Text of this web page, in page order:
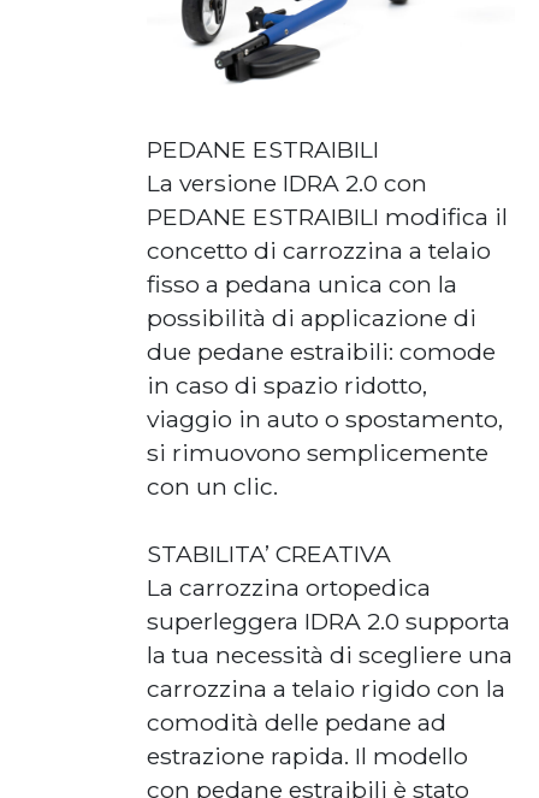
PEDANE ESTRAIBILI
La versione IDRA 2.0 con
PEDANE ESTRAIBILI modifica il
concetto di carrozzina a telaio
fisso a pedana unica con la
possibilità di applicazione di
due pedane estraibili: comode
in caso di spazio ridotto,
viaggio in auto o spostamento,
si rimuovono semplicemente
con un clic.
STABILITA’ CREATIVA
La carrozzina ortopedica
superleggera IDRA 2.0 supporta
la tua necessità di scegliere una
carrozzina a telaio rigido con la
comodità delle pedane ad
estrazione rapida. Il modello
con pedane estraibili è stato